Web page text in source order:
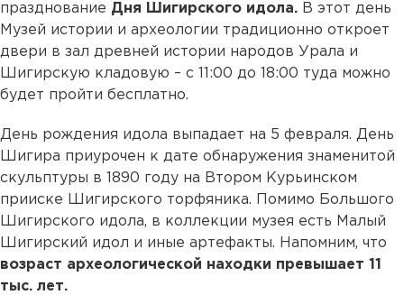
празднование Дня Шигирского идола. В этот день
Музей истории и археологии традиционно откроет
двери в зал древней истории народов Урала и
Шигирскую кладовую – с 11:00 до 18:00 туда можно
будет пройти бесплатно.
День рождения идола выпадает на 5 февраля. День
Шигира приурочен к дате обнаружения знаменитой
скульптуры в 1890 году на Втором Курьинском
прииске Шигирского торфяника. Помимо Большого
Шигирского идола, в коллекции музея есть Малый
Шигирский идол и иные артефакты. Напомним, что
возраст археологической находки превышает 11
тыс. лет.